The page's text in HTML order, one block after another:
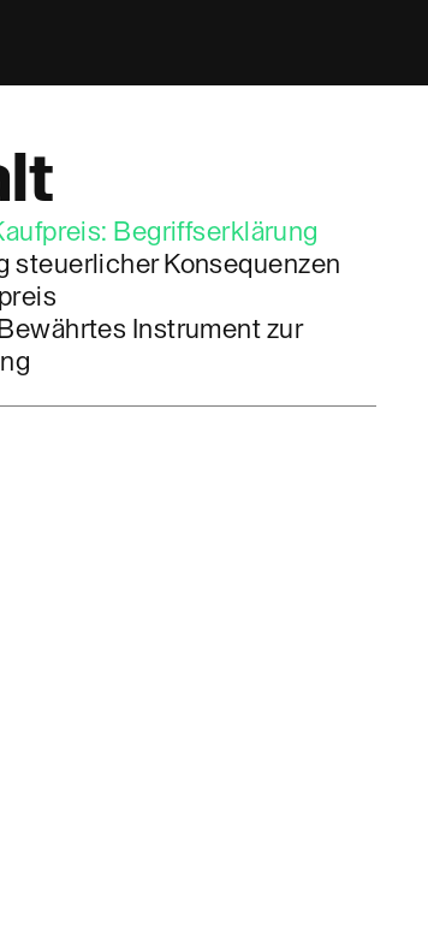
Begriffserklärung
steuerlicher Konsequenzen
Instrument zur